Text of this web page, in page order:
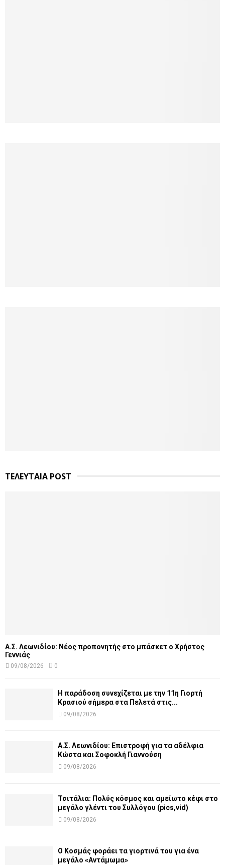
ΤΕΛΕΥΤΑΙΑ POST
Α.Σ. Λεωνιδίου: Νέος προπονητής στο μπάσκετ ο Χρήστος
Γεννιάς
09/08/2026 0
Η παράδοση συνεχίζεται με την 11η Γιορτή
Κρασιού σήμερα στα Πελετά στις...
09/08/2026
Α.Σ. Λεωνιδίου: Επιστροφή για τα αδέλφια
Κώστα και Σοφοκλή Γιαννούση
09/08/2026
Τσιτάλια: Πολύς κόσμος και αμείωτο κέφι στο
μεγάλο γλέντι του Συλλόγου (pics,vid)
09/08/2026
Ο Κοσμάς φοράει τα γιορτινά του για ένα
μεγάλο «Αντάμωμα»